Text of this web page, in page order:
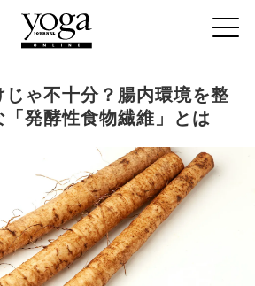
じゃ不十分？腸内環境を整
「発酵性食物繊維」とは